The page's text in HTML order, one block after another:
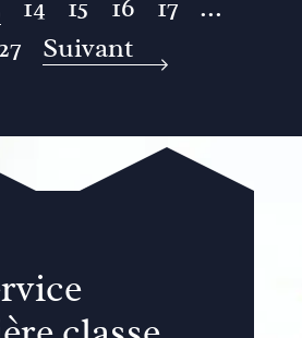
14 15 16 17
...
27 Suivant